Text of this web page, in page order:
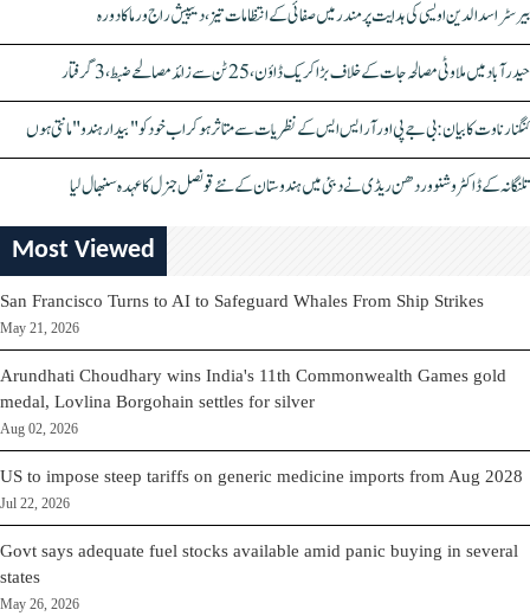
بیرسٹر اسدالدین اویسی کی ہدایت پر مندر میں صفائی کے انتظامات تیز، دیپیش راج ورما کا دورہ
حیدرآباد میں ملاوٹی مصالحہ جات کے خلاف بڑا کریک ڈاؤن، 25 ٹن سے زائد مصالحے ضبط، 3 گرفتار
کنگنا رناوت کا بیان: بی جے پی اور آر ایس ایس کے نظریات سے متاثر ہو کر اب خود کو "بیدار ہندو" مانتی ہوں
تلنگانہ کے ڈاکٹر وشنو وردھن ریڈی نے دبئی میں ہندوستان کے نئے قونصل جنرل کا عہدہ سنبھال لیا
Most Viewed
San Francisco Turns to AI to Safeguard Whales From Ship Strikes
May 21, 2026
Arundhati Choudhary wins India's 11th Commonwealth Games gold
medal, Lovlina Borgohain settles for silver
Aug 02, 2026
US to impose steep tariffs on generic medicine imports from Aug 2028
Jul 22, 2026
Govt says adequate fuel stocks available amid panic buying in several
states
May 26, 2026